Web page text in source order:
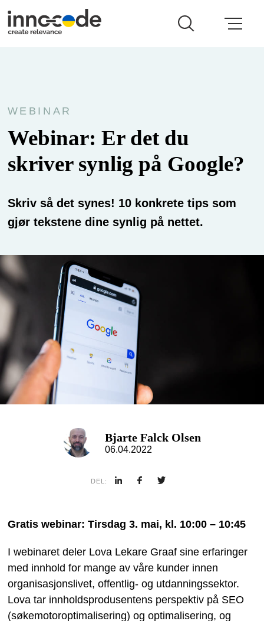
WEBINAR
Webinar: Er det du
skriver synlig på Google?
Skriv så det synes! 10 konkrete tips som
gjør tekstene dine synlig på nettet.
Bjarte Falck Olsen
06.04.2022
DEL:
Gratis webinar: Tirsdag 3. mai, kl. 10:00 – 10:45
I webinaret deler Lova Lekare Graaf sine erfaringer
med innhold for mange av våre kunder innen
organisasjonslivet, offentlig- og utdanningssektor.
Lova tar innholdsprodusentens perspektiv på SEO
(søkemotoroptimalisering) og optimalisering, og